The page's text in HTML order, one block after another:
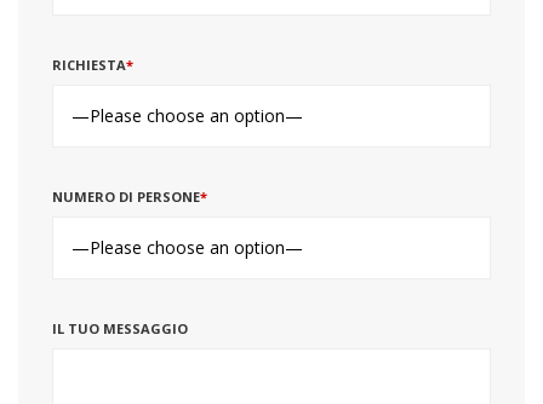
RICHIESTA*
NUMERO DI PERSONE*
IL TUO MESSAGGIO